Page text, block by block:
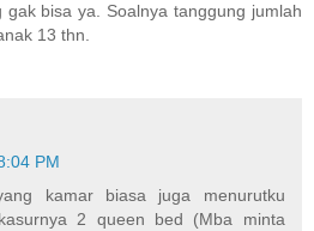
bisa ya. Soalnya tanggung jumlah
13 thn.
PM
kamar biasa juga menurutku
2 queen bed (Mba minta